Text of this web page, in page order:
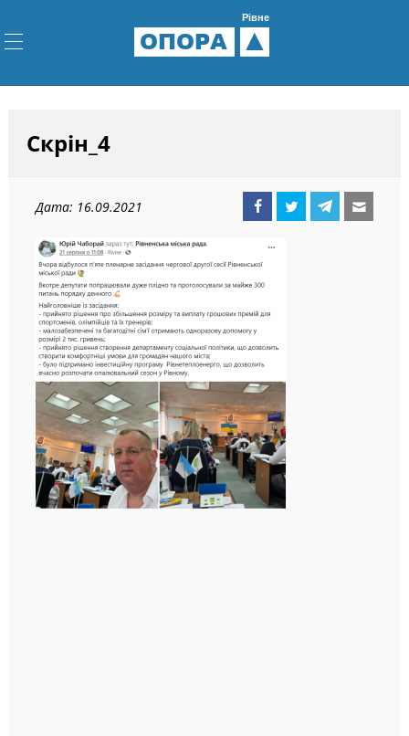
ОПОРА
Рівне
Скрін_4
Дата: 16.09.2021